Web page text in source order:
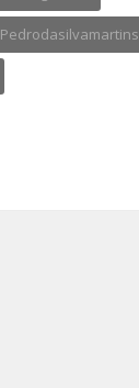
Pedrodasilvamartins